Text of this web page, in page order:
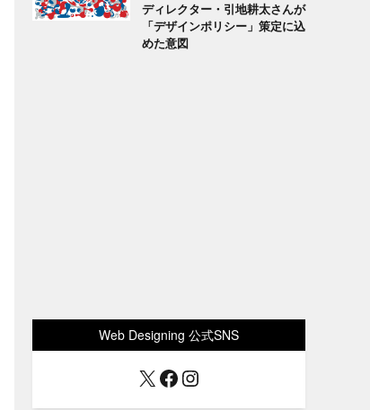
ディレクター・引地耕太さんが
「デザインポリシー」策定に込
めた意図
Web Designing 公式SNS
X Facebook
Instagram